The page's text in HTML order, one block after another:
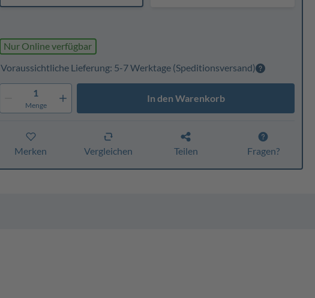
Nur Online verfügbar
Voraussichtliche Lieferung: 5-7 Werktage(Speditionsversand)
1
Menge
In den Warenkorb
Merken Vergleichen Teilen Fragen?